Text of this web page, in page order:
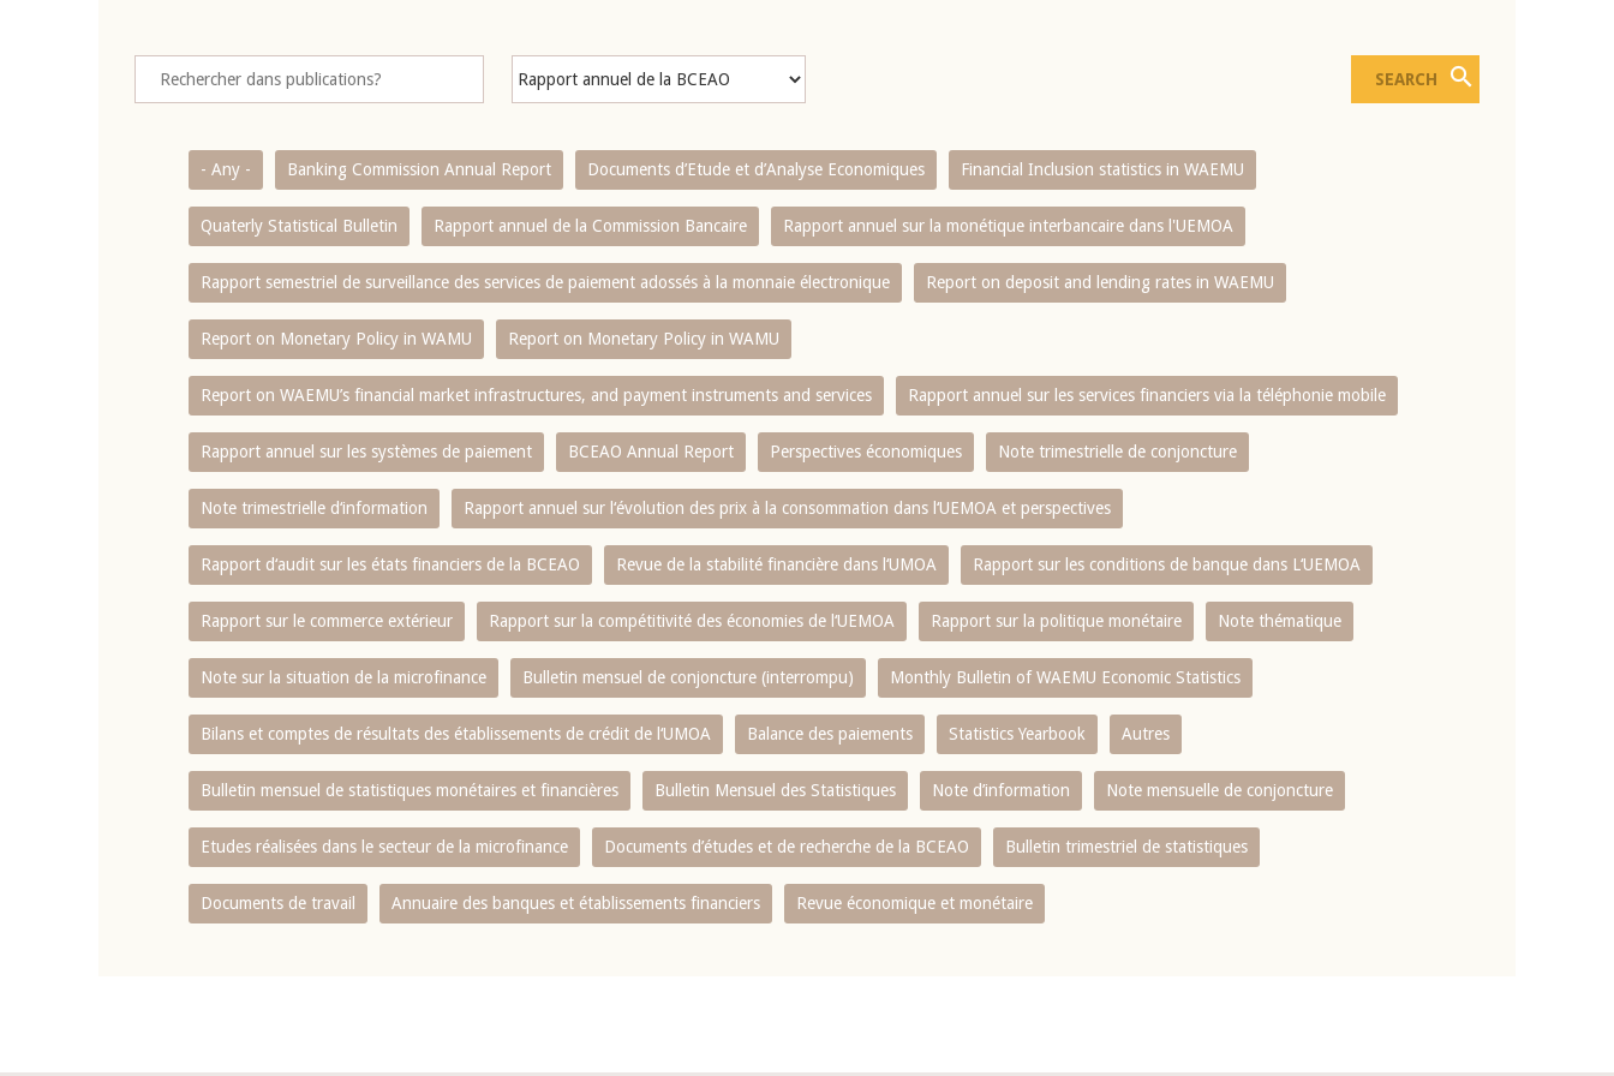
- Any - Banking Commission Annual Report Documents d’Etude et d’Analyse Economiques Financial Inclusion statistics in WAEMU
Quaterly Statistical Bulletin Rapport annuel de la Commission Bancaire Rapport annuel sur la monétique interbancaire dans l'UEMOA
Rapport semestriel de surveillance des services de paiement adossés à la monnaie électronique Report on deposit and lending rates in WAEMU
Report on Monetary Policy in WAMU Report on Monetary Policy in WAMU
Report on WAEMU’s financial market infrastructures, and payment instruments and services Rapport annuel sur les services financiers via la téléphonie mobile
Rapport annuel sur les systèmes de paiement BCEAO Annual Report Perspectives économiques Note trimestrielle de conjoncture
Note trimestrielle d‘information Rapport annuel sur l‘évolution des prix à la consommation dans l‘UEMOA et perspectives
Rapport d‘audit sur les états financiers de la BCEAO Revue de la stabilité financière dans l‘UMOA Rapport sur les conditions de banque dans L‘UEMOA
Rapport sur le commerce extérieur Rapport sur la compétitivité des économies de l‘UEMOA Rapport sur la politique monétaire Note thématique
Note sur la situation de la microfinance Bulletin mensuel de conjoncture (interrompu) Monthly Bulletin of WAEMU Economic Statistics
Bilans et comptes de résultats des établissements de crédit de l‘UMOA Balance des paiements Statistics Yearbook Autres
Bulletin mensuel de statistiques monétaires et financières Bulletin Mensuel des Statistiques Note d’information Note mensuelle de conjoncture
Etudes réalisées dans le secteur de la microfinance Documents d’études et de recherche de la BCEAO Bulletin trimestriel de statistiques
Documents de travail Annuaire des banques et établissements financiers Revue économique et monétaire